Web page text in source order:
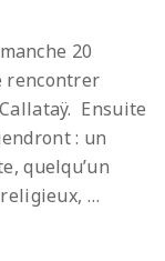
20
rencontrer
Ensuite
: un
quelqu’un
…